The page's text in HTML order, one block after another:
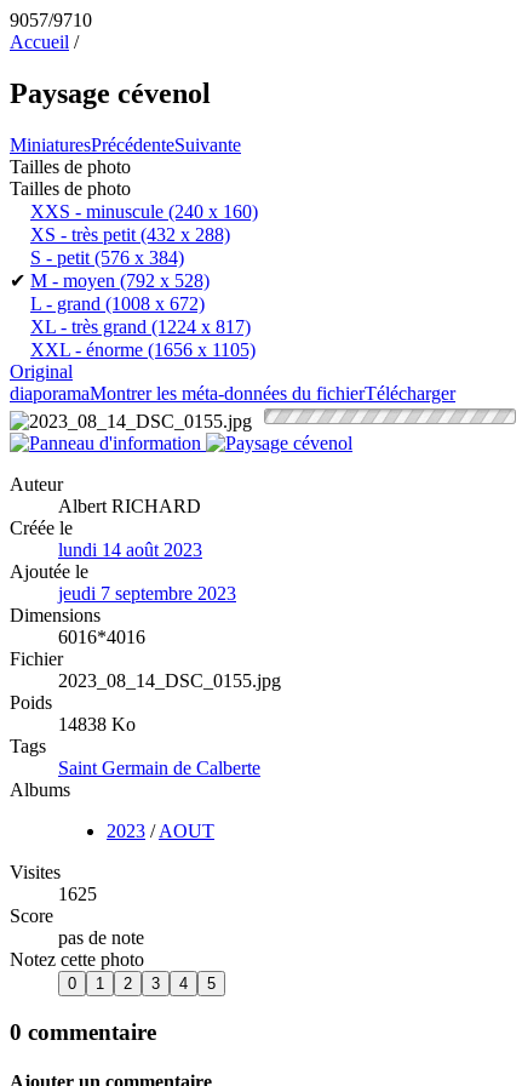
9057/9710
Accueil /
Paysage cévenol
MiniaturesPrécédenteSuivante
Tailles de photo
Tailles de photo
XXS - minuscule (240 x 160)
XS - très petit (432 x 288)
S - petit (576 x 384)
✔ M - moyen (792 x 528)
L - grand (1008 x 672)
XL - très grand (1224 x 817)
XXL - énorme (1656 x 1105)
Original
diaporamaMontrer les méta-données du fichierTélécharger
Auteur
Albert RICHARD
Créée le
lundi 14 août 2023
Ajoutée le
jeudi 7 septembre 2023
Dimensions
6016*4016
Fichier
2023_08_14_DSC_0155.jpg
Poids
14838 Ko
Tags
Saint Germain de Calberte
Albums
2023 /AOUT
Visites
1625
Score
pas de note
Notez cette photo
0 commentaire
Ajouter un commentaire